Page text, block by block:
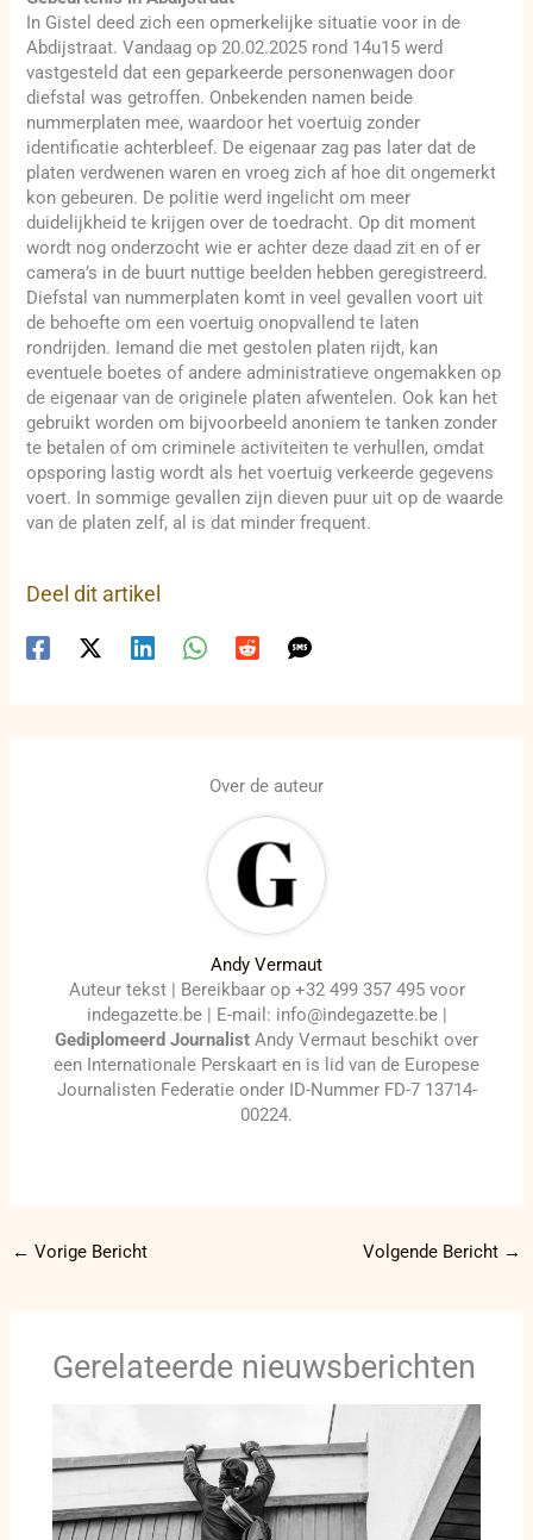
In Gistel deed zich een opmerkelijke situatie voor in de
Abdijstraat. Vandaag op 20.02.2025 rond 14u15 werd
vastgesteld dat een geparkeerde personenwagen door
diefstal was getroffen. Onbekenden namen beide
nummerplaten mee, waardoor het voertuig zonder
identificatie achterbleef. De eigenaar zag pas later dat de
platen verdwenen waren en vroeg zich af hoe dit ongemerkt
kon gebeuren. De politie werd ingelicht om meer
duidelijkheid te krijgen over de toedracht. Op dit moment
wordt nog onderzocht wie er achter deze daad zit en of er
camera’s in de buurt nuttige beelden hebben geregistreerd.
Diefstal van nummerplaten komt in veel gevallen voort uit
de behoefte om een voertuig onopvallend te laten
rondrijden. Iemand die met gestolen platen rijdt, kan
eventuele boetes of andere administratieve ongemakken op
de eigenaar van de originele platen afwentelen. Ook kan het
gebruikt worden om bijvoorbeeld anoniem te tanken zonder
te betalen of om criminele activiteiten te verhullen, omdat
opsporing lastig wordt als het voertuig verkeerde gegevens
voert. In sommige gevallen zijn dieven puur uit op de waarde
van de platen zelf, al is dat minder frequent.
Deel dit artikel
Over de auteur
Andy Vermaut
Auteur tekst | Bereikbaar op +32 499 357 495 voor
indegazette.be | E-mail: info@indegazette.be |
Gediplomeerd Journalist Andy Vermaut beschikt over
een Internationale Perskaart en is lid van de Europese
Journalisten Federatie onder ID-Nummer FD-7 13714-
00224.
← Vorige Bericht Volgende Bericht →
Gerelateerde nieuwsberichten